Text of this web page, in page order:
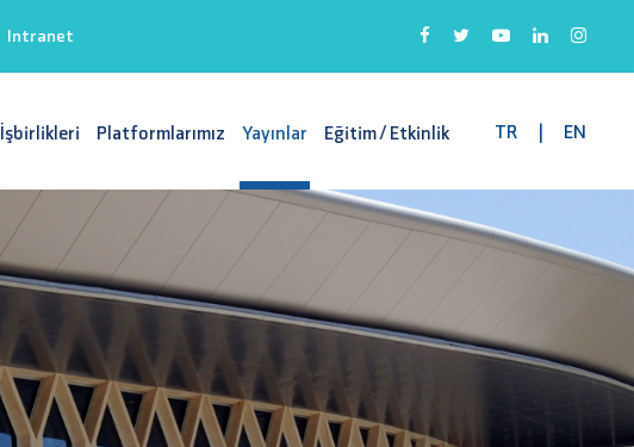
Intranet
İşbirlikleri Platformlarımız Yayınlar Eğitim / Etkinlik TR | EN